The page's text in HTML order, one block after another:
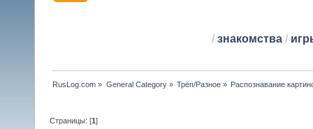
/ знакомства/
RusLog.com » General Category» Трёп/Разное» Распознавание
Страницы: [1]